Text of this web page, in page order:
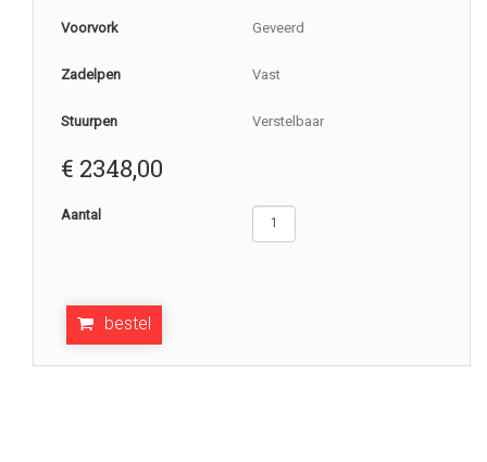
Voorvork Geveerd
Zadelpen Vast
Stuurpen Verstelbaar
€ 2348,00
Aantal
bestel